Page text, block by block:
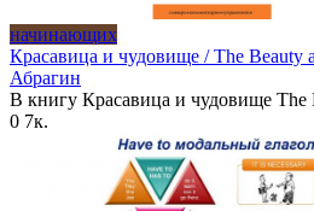
начинающих
Красавица и чудовище / The Beauty
Абрагин
В книгу Красавица и чудовище The
0 7к.